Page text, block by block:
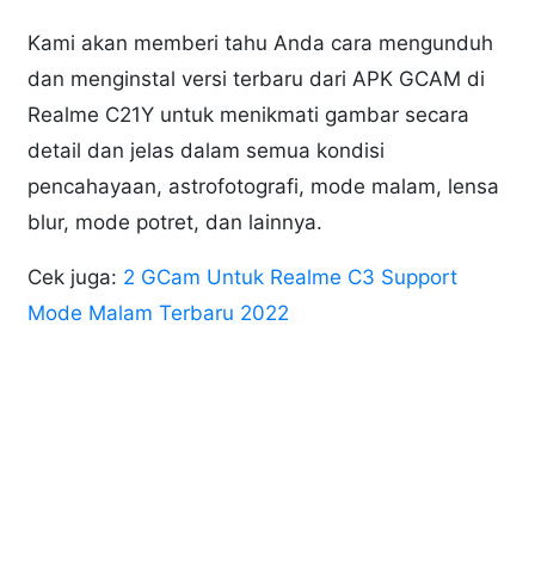
Kami akan memberi tahu Anda cara mengunduh
dan menginstal versi terbaru dari APK GCAM di
Realme C21Y untuk menikmati gambar secara
detail dan jelas dalam semua kondisi
pencahayaan, astrofotografi, mode malam, lensa
blur, mode potret, dan lainnya.
Cek juga: 2 GCam Untuk Realme C3 Support
Mode Malam Terbaru 2022